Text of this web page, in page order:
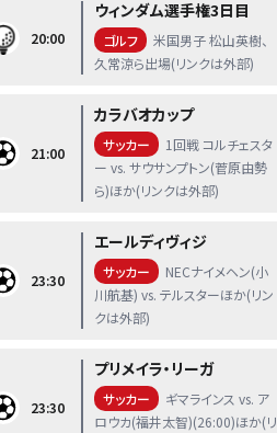
20:00
ウィンダム選手権3日目
ゴルフ
米国男子 松山英樹、
久常涼ら出場(リンクは外部)
21:00
カラバオカップ
サッカー
1回戦 コルチェスタ
ー vs. サウサンプトン(菅原由勢
ら)ほか(リンクは外部)
23:30
エールディヴィジ
サッカー
NECナイメヘン(小
川航基) vs. テルスターほか(リン
クは外部)
23:30
プリメイラ・リーガ
サッカー
ギマラインス vs. ア
ロウカ(福井太智)(26:00)ほか(リ